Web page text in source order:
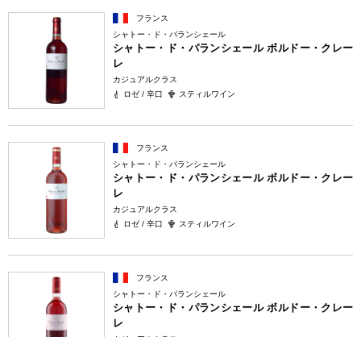
フランス
シャトー・ド・パランシェール
シャトー・ド・パランシェール ボルドー・クレー
レ
カジュアルクラス
ロゼ / 辛口
スティルワイン
フランス
シャトー・ド・パランシェール
シャトー・ド・パランシェール ボルドー・クレー
レ
カジュアルクラス
ロゼ / 辛口
スティルワイン
フランス
シャトー・ド・パランシェール
シャトー・ド・パランシェール ボルドー・クレー
レ